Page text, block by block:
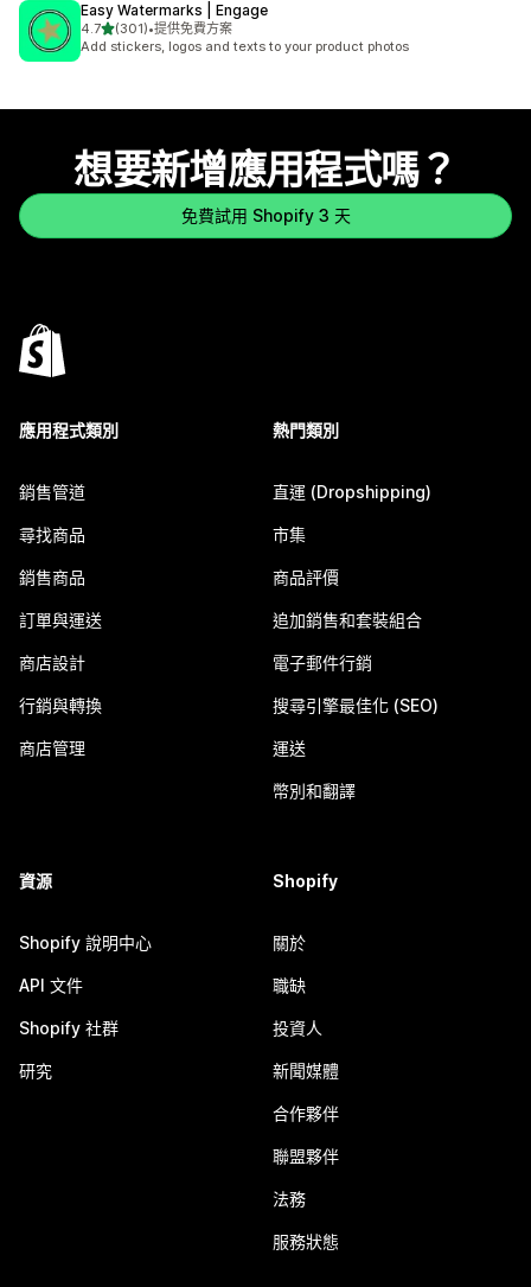
Easy Watermarks | Engage
4.7滿分 5 顆星
(301)
共有 301 則評價
•提供免費方案
Add stickers, logos and texts to your product photos
想要新增應用程式嗎？
免費試用 Shopify 3 天
應用程式類別
銷售管道
尋找商品
銷售商品
訂單與運送
商店設計
行銷與轉換
商店管理
熱門類別
直運 (Dropshipping)
市集
商品評價
追加銷售和套裝組合
電子郵件行銷
搜尋引擎最佳化 (SEO)
運送
幣別和翻譯
資源
Shopify 說明中心
API 文件
Shopify 社群
研究
Shopify
關於
職缺
投資人
新聞媒體
合作夥伴
聯盟夥伴
法務
服務狀態